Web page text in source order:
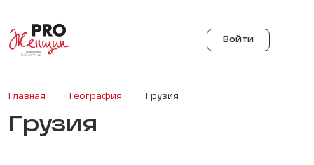
Войти
Главная География Грузия
Грузия